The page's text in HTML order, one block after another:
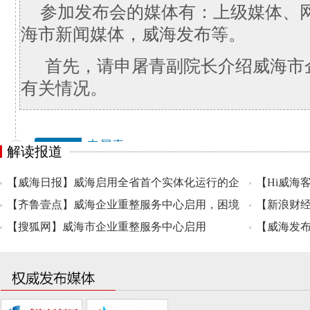
解读报道
【威海日报】威海启用全省首个实体化运行的企
业重整服务中心
【Hi威海
启用，帮
【齐鲁壹点】威海企业重整服务中心启用，困境
企业救治从“事后”转向“事前”
【新浪财
【搜狐网】威海市企业重整服务中心启用
【威海发